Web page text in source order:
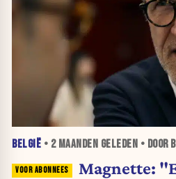
BELGIË • 2 MAANDEN GELEDEN • DOOR
Magnette: